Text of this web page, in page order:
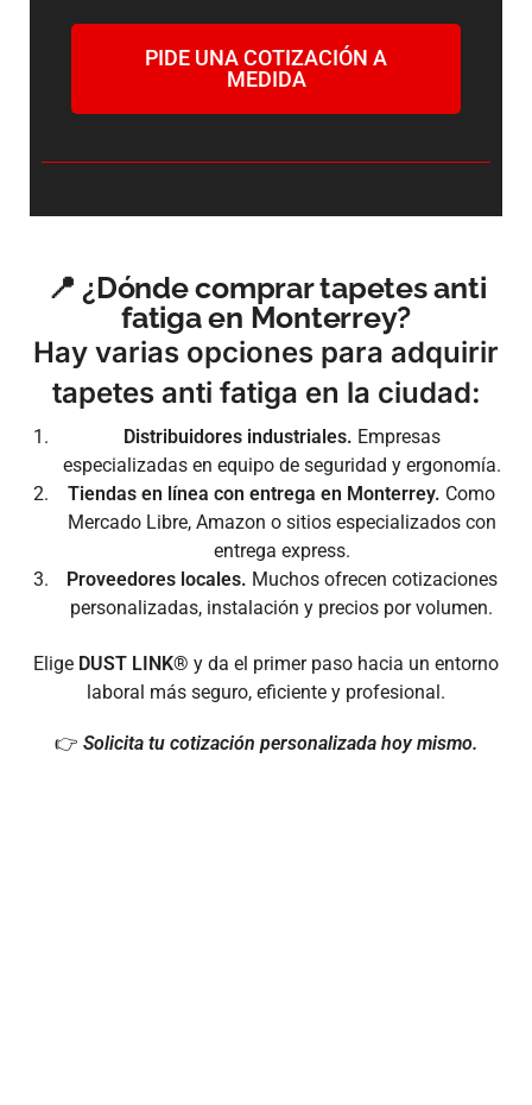
PIDE UNA COTIZACIÓN A
MEDIDA
📍 ¿Dónde comprar tapetes anti
fatiga en Monterrey?
Hay varias opciones para adquirir
tapetes anti fatiga en la ciudad:
Distribuidores industriales. Empresas
especializadas en equipo de seguridad y ergonomía.
Tiendas en línea con entrega en Monterrey. Como
Mercado Libre, Amazon o sitios especializados con
entrega express.
Proveedores locales. Muchos ofrecen cotizaciones
personalizadas, instalación y precios por volumen.
Elige DUST LINK® y da el primer paso hacia un entorno
laboral más seguro, eficiente y profesional.
👉 Solicita tu cotización personalizada hoy mismo.